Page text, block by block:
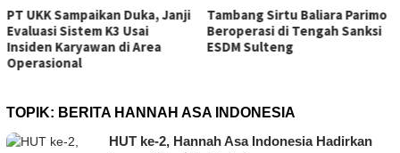
Tambang Sirtu Baliara Parimo
Beroperasi di Tengah Sanksi
ESDM Sulteng
Dosen Geofisika Untad:
Gempa Tektonik Tak
Berkaitan dengan
TOPIK: BERITA HANNAH ASA INDONESIA
HUT ke-2, Hannah Asa Indonesia Hadirkan